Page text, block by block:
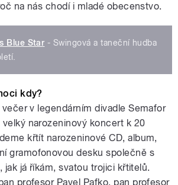
na nás chodí i mladé obecenstvo.
Blue Star - Swingová a taneční hudba
kdy?
v legendárním divadle Semafor
velký narozeninový koncert k 20
křtít narozeninové CD, album,
gramofonovou desku společně s
jak já říkám, svatou trojici křtitelů.
profesor Pavel Pafko, pan profesor